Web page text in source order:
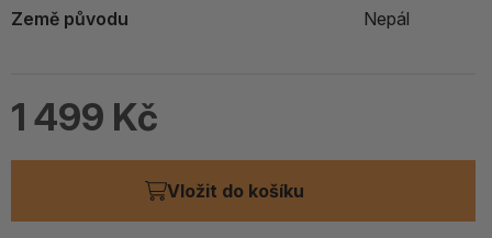
Země původu
Nepál
1 499 Kč
Vložit do košíku